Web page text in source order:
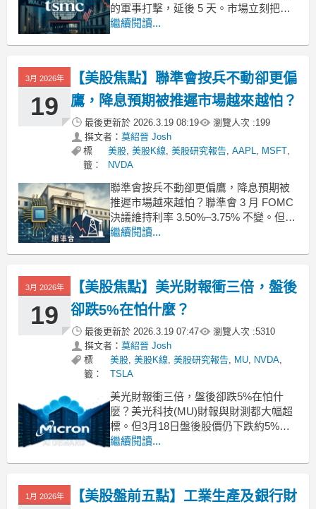
的軍事打擊，延後 5 天。市場立刻把原
先的「衝突升級」交易，先修正成「短
險，還是在搶一個空窗期。這不是破
冰，只是把最壞情境往後挪這次事件最
重要的校正，是不能寫成美
繼續閱讀...
3月 2026年
19
【美股焦點】聯準會按兵不動卻更偏
鷹，降息預期被推遲市場越來越怕？
最後更新於 2026.3.19 08:19 瀏覽人次 :199
撰文者： 莫紹晉 Josh
標
籤：
美股,美股K線,美股研究報告,AAPL, MSFT,
NVDA
聯準會按兵不動卻更偏鷹，降息預期被
推遲市場越來越怕？聯準會 3 月 FOMC
決議維持利率 3.50%–3.75% 不變。但聲
明與點陣圖顯示降息節奏被延後，市場
通膨變更黏2025 年底以來，美國數據未
轉弱。2026 年 GDP 預測上
繼續閱讀...
3月 2026年
19
【美股焦點】美光財報衝三倍，盤後
卻跌5%在怕什麼？
最後更新於 2026.3.19 07:47 瀏覽人次 :5310
撰文者： 莫紹晉 Josh
標
籤：
美股, 美股K線, 美股研究報告, MU, NVDA,
TSLA
美光財報衝三倍，盤後卻跌5%在怕什
麼？美光科技(MU)財報與財測都大幅超
標。但3月18日盤後股價仍下跌約5%。
核心問題不是數字夠不夠強，而是市場
收238.6億美元。年增接近3倍。非GAAP
毛利率約74.9%，EPS為12.20美元。
繼續閱讀...
1月 2026年
【美股盤前五點】工業生產及銀行財